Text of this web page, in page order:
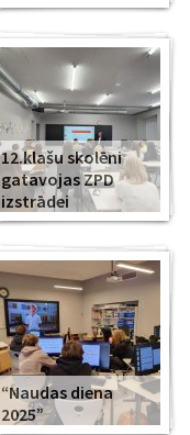
12.klašu skolēni
gatavojas ZPD
izstrādei
“Naudas diena
2025”